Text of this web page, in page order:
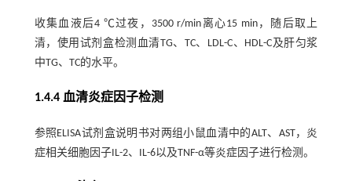
收集血液后4 ℃过夜，3500 r/min离心15 min，随后取上
清，使用试剂盒检测血清TG、TC、LDL-C、HDL-C及肝匀浆
中TG、TC的水平。
1.4.4 血清炎症因子检测
参照ELISA试剂盒说明书对两组小鼠血清中的ALT、AST，炎
症相关细胞因子IL-2、IL-6以及TNF-α等炎症因子进行检测。